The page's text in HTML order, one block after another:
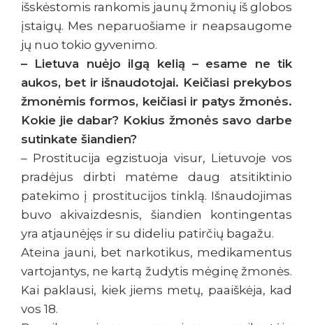
išskėstomis rankomis jaunų žmonių iš globos
įstaigų. Mes neparuošiame ir neapsaugome
jų nuo tokio gyvenimo.
– Lietuva nuėjo ilgą kelią – esame ne tik
aukos, bet ir išnaudotojai. Keičiasi prekybos
žmonėmis formos, keičiasi ir patys žmonės.
Kokie jie dabar? Kokius žmonės savo darbe
sutinkate šiandien?
– Prostitucija egzistuoja visur, Lietuvoje vos
pradėjus dirbti matėme daug atsitiktinio
patekimo į prostitucijos tinklą. Išnaudojimas
buvo akivaizdesnis, šiandien kontingentas
yra atjaunėjęs ir su dideliu patirčių bagažu.
Ateina jauni, bet narkotikus, medikamentus
vartojantys, ne kartą žudytis mėginę žmonės.
Kai paklausi, kiek jiems metų, paaiškėja, kad
vos 18.